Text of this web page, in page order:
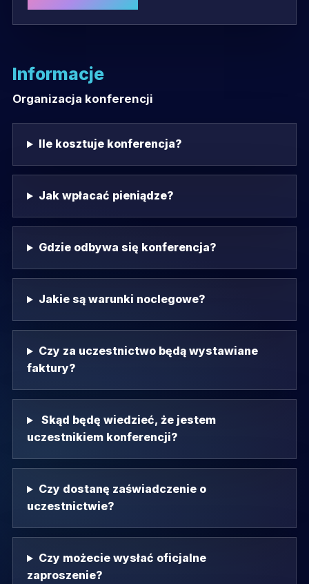
Informacje
Organizacja konferencji
Ile kosztuje konferencja?
Jak wpłacać pieniądze?
Gdzie odbywa się konferencja?
Jakie są warunki noclegowe?
Czy za uczestnictwo będą wystawiane
faktury?
Skąd będę wiedzieć, że jestem
uczestnikiem konferencji?
Czy dostanę zaświadczenie o
uczestnictwie?
Czy możecie wysłać oficjalne
zaproszenie?